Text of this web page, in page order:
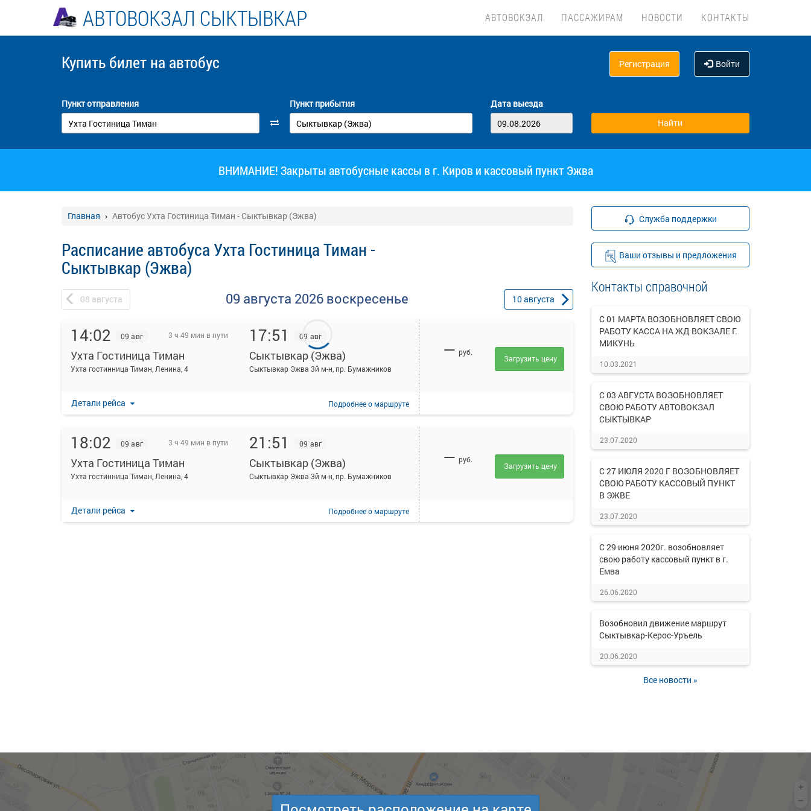
АВТОВОКЗАЛ СЫКТЫВКАР АВТОВОКЗАЛ ПАССАЖИРАМ НОВОСТИ КОНТАКТЫ
Купить билет на автобус Регистрация Войти
Пункт отправления Пункт прибытия Дата выезда
ВНИМАНИЕ! Закрыты автобусные кассы в г. Киров и кассовый пункт Эжва
Главная Автобус Ухта Гостиница Тиман - Сыктывкар (Эжва)
Расписание автобуса Ухта Гостиница Тиман -
Сыктывкар (Эжва)
08 августа 09 августа 2026 воскресенье 10августа
14:02 09 авг 3 ч 49 мин в пути
Ухта Гостиница Тиман
Ухта гостинница Тиман, Ленина, 4
17:51 09 авг
Сыктывкар (Эжва)
Сыктывкар Эжва 3й м-н, пр. Бумажников
Детали рейса Подробнеео маршруте
— руб.
Загрузить цену
18:02 09 авг 3 ч 49 мин в пути
Ухта Гостиница Тиман
Ухта гостинница Тиман, Ленина, 4
21:51 09 авг
Сыктывкар (Эжва)
Сыктывкар Эжва 3й м-н, пр. Бумажников
Детали рейса Подробнеео маршруте
— руб.
Загрузить цену
Служба поддержки
Ваши отзывы и предложения
Контакты справочной
С 01 МАРТА ВОЗОБНОВЛЯЕТ СВОЮ
РАБОТУ КАССА НА ЖД ВОКЗАЛЕ Г.
МИКУНЬ
10.03.2021
С 03 АВГУСТА ВОЗОБНОВЛЯЕТ
СВОЮ РАБОТУ АВТОВОКЗАЛ
СЫКТЫВКАР
23.07.2020
С 27 ИЮЛЯ 2020 Г ВОЗОБНОВЛЯЕТ
СВОЮ РАБОТУ КАССОВЫЙ ПУНКТ
В ЭЖВЕ
23.07.2020
С 29 июня 2020г. возобновляет
свою работу кассовый пункт в г.
Емва
26.06.2020
Возобновил движение маршрут
Сыктывкар-Керос-Уръель
20.06.2020
Все новости »